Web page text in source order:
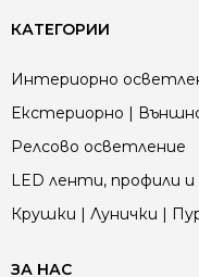
КАТЕГОРИИ
Интериорно
Екстериорно |
Релсово осветление
LED ленти, профили и
Крушки | Лунички |
ЗА НАС